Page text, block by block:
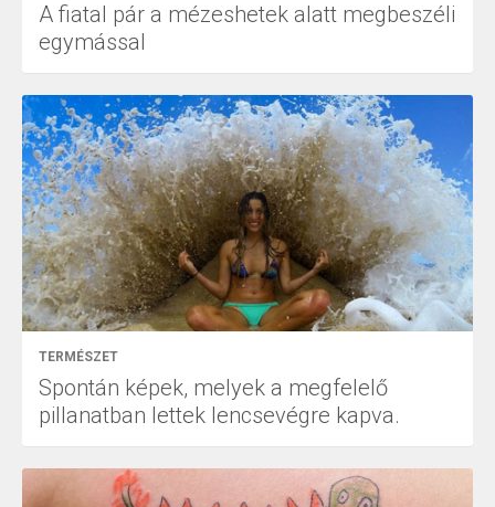
A fiatal pár a mézeshetek alatt megbeszéli
egymással
TERMÉSZET
Spontán képek, melyek a megfelelő
pillanatban lettek lencsevégre kapva.